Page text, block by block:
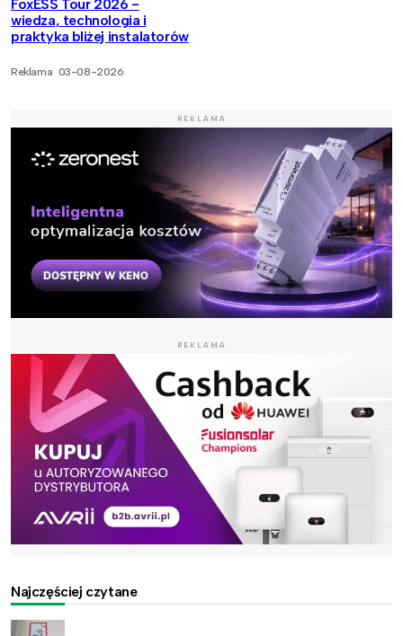
FoxESS Tour 2026 -
wiedza, technologia i
praktyka bliżej instalatorów
Reklama 03-08-2026
REKLAMA
REKLAMA
Najczęściej czytane